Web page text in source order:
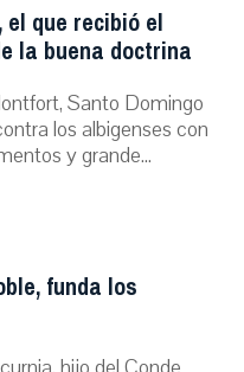
que recibió el
la buena doctrina
Santo Domingo
los albigenses con
y grande...
funda los